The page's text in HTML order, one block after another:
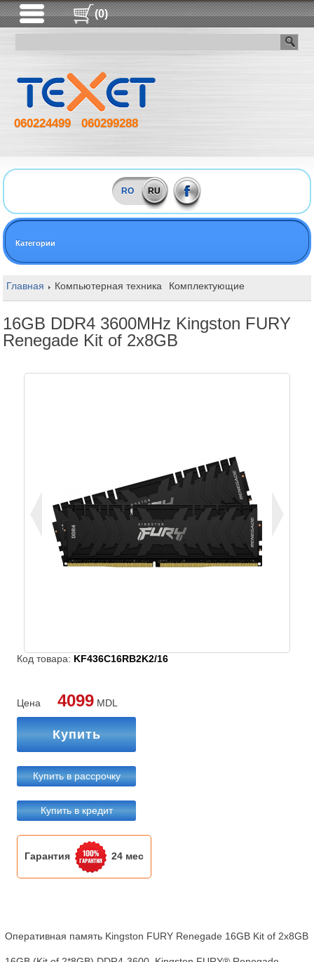
(0)
060224499 060299288
RO RU
Категории
Главная Компьютерная техника Комплектующие
16GB DDR4 3600MHz Kingston FURY
Renegade Kit of 2x8GB
Код товара: KF436C16RB2K2/16
Цена 4099 MDL
Купить
Купить в рассрочку
Купить в кредит
Гарантия 24 мес
Оперативная память Kingston FURY Renegade 16GB Kit of 2x8GB